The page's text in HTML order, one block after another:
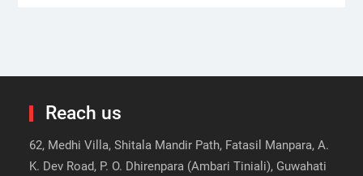
Reach us
62, Medhi Villa, Shitala Mandir Path, Fatasil Manpara, A.
K. Dev Road, P. O. Dhirenpara (Ambari Tiniali), Guwahati